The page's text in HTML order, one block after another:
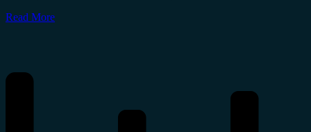
Read More